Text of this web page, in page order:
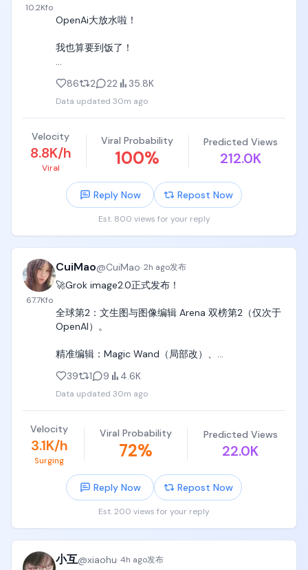
10.2Kfo
OpenAi大放水啦！
我也算要到饭了！
以后我再也不喷奥特曼和Openai了！
https://t.co/CGIzS4Un65
86 2 22 35.8K
Data updated 30m ago
Velocity
8.8K/h
Viral
Viral Probability
100%
Predicted Views
212.0K
Reply Now Repost Now
Est. 800 views for your reply
67.7Kfo
CuiMao@CuiMao·2h ago发布
🚀Grok image2.0正式发布！
全球第2：文生图与图像编辑 Arena 双榜第2（仅次于
OpenAI）。
精准编辑：Magic Wand（局部改）、
考、任意比例智能缩放。
文字极致清晰：密集排版、多语言文字锐利不糊，布
局如设计师规划。
真实可用：信息图、UI原型、游戏资产、产品图等直接
落地，指令跟随精确，细节不崩。
一致性强：跨编辑保持风格与主体，支持模板与系列
39 1 9 4.6K
Data updated 30m ago
Velocity
3.1K/h
Surging
Viral Probability
72%
Predicted Views
22.0K
Reply Now Repost Now
Est. 200 views for your reply
小互@xiaohu·4h ago发布